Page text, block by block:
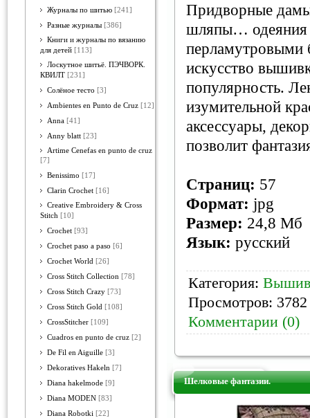
Журналы по шитью [241]
Разные журналы [386]
Книги и журналы по вязанию
для детей [113]
Лоскутное шитьё. ПЭЧВОРК.
КВИЛТ [231]
Солёное тесто [3]
Ambientes en Punto de Cruz [12]
Anna [41]
Anny blatt [23]
Artime Cenefas en punto de cruz
[7]
Benissimo [17]
Clarin Crochet [16]
Creative Embroidery & Cross
Stitch [10]
Crochet [93]
Crochet paso a paso [6]
Crochet World [26]
Cross Stitch Collection [78]
Cross Stitch Crazy [73]
Cross Stitch Gold [108]
CrossStitcher [109]
Cuadros en punto de cruz [2]
De Fil en Aiguille [3]
Dekoratives Hakeln [7]
Diana hakelmode [9]
Diana MODEN [83]
Diana Robotki [22]
Придворные
шляпы… одеяния
перламутровыми
искусство
популярность.
изумительной
аксессуары,
позволит
Страниц: 57
Формат: jpg
Размер: 24,8 Мб
Язык: русский
Категория:
Просмотров:
Комментарии (0)
Шелковые фантазии.